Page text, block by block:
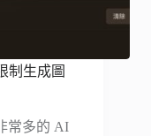
制生成圖
常多的 AI